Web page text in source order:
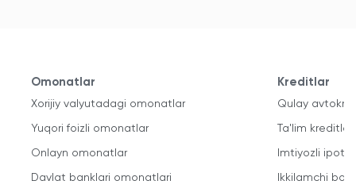
Omonatlar
Xorijiy valyutadagi omonatlar
Yuqori foizli omonatlar
Onlayn omonatlar
Davlat banklari omonatlari
Kreditlar
Qulay
Ta'lim kreditlari
Imtiyozli
Ikkilamchi